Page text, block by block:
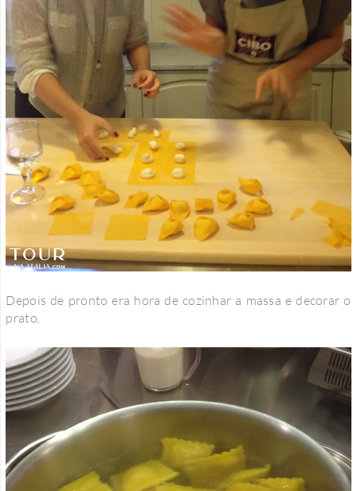
Depois de pronto era hora de cozinhar a massa e decorar o
prato.